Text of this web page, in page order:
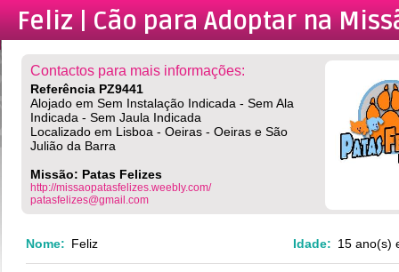
Feliz | Cãopara Adoptar na
Contactos para mais informações:
Referência PZ9441
Alojado em Sem Instalação Indicada - Sem Ala
Indicada - Sem Jaula Indicada
Localizado em Lisboa - Oeiras - Oeiras e São
Julião da Barra
Missão: Patas Felizes
http://missaopatasfelizes.weebly.com/
patasfelizes@gmail.com
Nome: Feliz Idade: 15 ano(s)